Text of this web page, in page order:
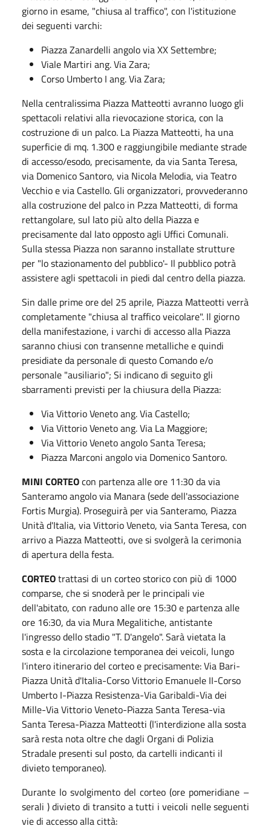
giorno in esame, "chiusa al traffico", con l'istituzione
dei seguenti varchi:
Piazza Zanardelli angolo via XX Settembre;
Viale Martiri ang. Via Zara;
Corso Umberto I ang. Via Zara;
Nella centralissima Piazza Matteotti avranno luogo gli
spettacoli relativi alla rievocazione storica, con la
costruzione di un palco. La Piazza Matteotti, ha una
superficie di mq. 1.300 e raggiungibile mediante strade
di accesso/esodo, precisamente, da via Santa Teresa,
via Domenico Santoro, via Nicola Melodia, via Teatro
Vecchio e via Castello. Gli organizzatori, provvederanno
alla costruzione del palco in P.zza Matteotti, di forma
rettangolare, sul lato più alto della Piazza e
precisamente dal lato opposto agli Uffici Comunali.
Sulla stessa Piazza non saranno installate strutture
per "lo stazionamento del pubblico'- Il pubblico potrà
assistere agli spettacoli in piedi dal centro della piazza.
Sin dalle prime ore del 25 aprile, Piazza Matteotti verrà
completamente "chiusa al traffico veicolare". Il giorno
della manifestazione, i varchi di accesso alla Piazza
saranno chiusi con transenne metalliche e quindi
presidiate da personale di questo Comando e/o
personale "ausiliario"; Si indicano di seguito gli
sbarramenti previsti per la chiusura della Piazza:
Via Vittorio Veneto ang. Via Castello;
Via Vittorio Veneto ang. Via La Maggiore;
Via Vittorio Veneto angolo Santa Teresa;
Piazza Marconi angolo via Domenico Santoro.
MINI CORTEOcon partenza alle ore 11:30 da via
Santeramo angolo via Manara (sede dell'associazione
Fortis Murgia). Proseguirà per via Santeramo, Piazza
Unità d'Italia, via Vittorio Veneto, via Santa Teresa, con
arrivo a Piazza Matteotti, ove si svolgerà la cerimonia
di apertura della festa.
CORTEOtrattasi di un corteo storico con più di 1000
comparse, che si snoderà per le principali vie
dell'abitato, con raduno alle ore 15:30 e partenza alle
ore 16:30, da via Mura Megalitiche, antistante
l'ingresso dello stadio "T. D'angelo". Sarà vietata la
sosta e la circolazione temporanea dei veicoli, lungo
l'intero itinerario del corteo e precisamente: Via Bari-
Piazza Unità d'Italia-Corso Vittorio Emanuele II-Corso
Umberto I-Piazza Resistenza-Via Garibaldi-Via dei
Mille-Via Vittorio Veneto-Piazza Santa Teresa-via
Santa Teresa-Piazza Matteotti (l'interdizione alla sosta
sarà resta nota oltre che dagli Organi di Polizia
Stradale presenti sul posto, da cartelli indicanti il
divieto temporaneo).
Durante lo svolgimento del corteo (ore pomeridiane –
serali ) divieto di transito a tutti i veicoli nelle seguenti
vie di accesso alla città: